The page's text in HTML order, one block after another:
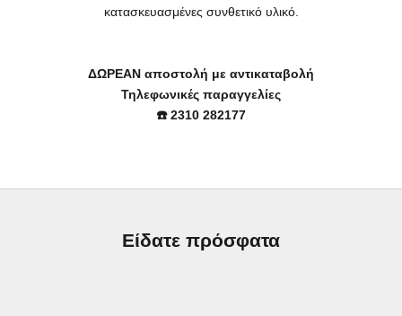
κατασκευασμένες συνθετικό υλικό.
ΔΩΡΕΑΝ αποστολή με αντικαταβολή
Τηλεφωνικές παραγγελίες
☎️ 2310 282177
Είδατε πρόσφατα